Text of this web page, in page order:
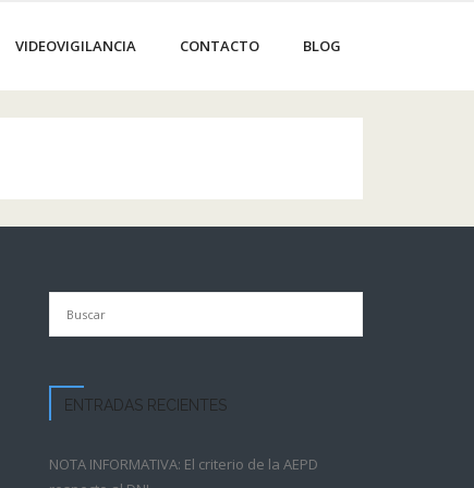
VIDEOVIGILANCIA CONTACTO BLOG
ENTRADAS RECIENTES
NOTA INFORMATIVA: El criterio de la AEPD